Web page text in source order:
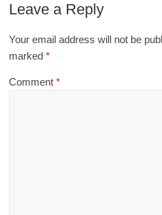
Leave a Reply
Your email address will not be
marked*
Comment*